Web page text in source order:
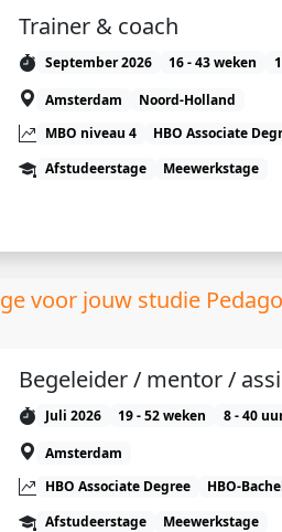
Trainer & coach
September 2026 16 - 43 weken
Amsterdam
Noord-Holland
MBO niveau 4
HBO Associate
Afstudeerstage
Meewerkstage
voor jouw studie
Begeleider / mentor /
Juli 2026 19 - 52 weken
8 - 40
Amsterdam
HBO Associate Degree
HBO-
Afstudeerstage
Meewerkstage